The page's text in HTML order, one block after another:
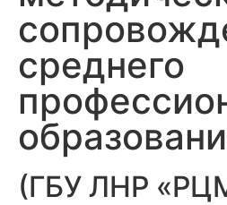
среднего
(ГБУ ЛНР